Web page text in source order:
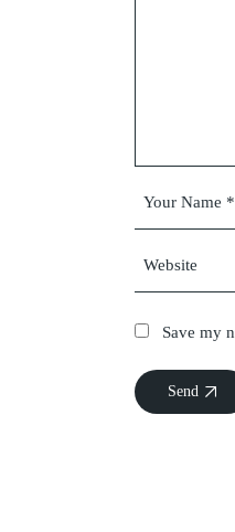
Save my
Send